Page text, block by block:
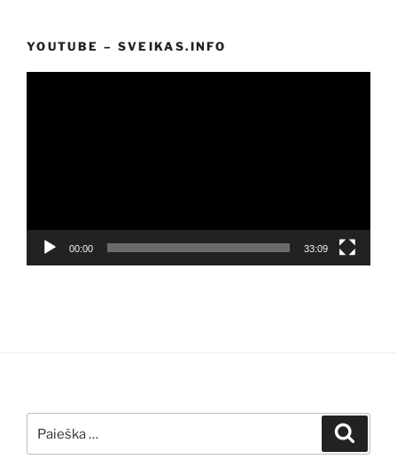
YOUTUBE – SVEIKAS.INFO
00:00 33:09